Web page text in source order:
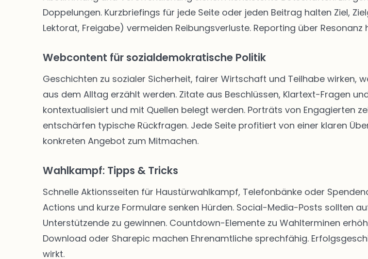
Doppelungen. Kurzbriefings für jede Seite oder jeden Beitrag halten Ziel,
Lektorat, Freigabe) vermeiden Reibungsverluste. Reporting über
Webcontent für sozialdemokratische Politik
Geschichten zu sozialer Sicherheit, fairer Wirtschaft und Teilhabe wirken,
aus dem Alltag erzählt werden. Zitate aus Beschlüssen, Klartext-Fragen
kontextualisiert und mit Quellen belegt werden. Porträts von Engagierten
entschärfen typische Rückfragen. Jede Seite profitiert von einer klaren
konkreten Angebot zum Mitmachen.
Wahlkampf: Tipps & Tricks
Schnelle Aktionsseiten für Haustürwahlkampf, Telefonbänke oder
Actions und kurze Formulare senken Hürden. Social-Media-Posts sollten
Unterstützende zu gewinnen. Countdown-Elemente zu Wahlterminen
Download oder Sharepic machen Ehrenamtliche sprechfähig.
wirkt.